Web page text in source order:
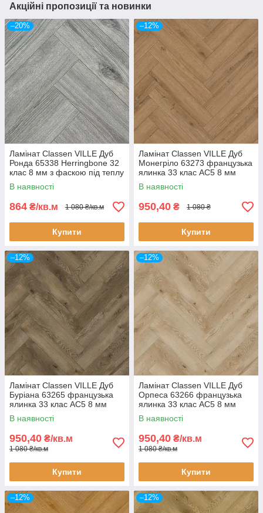
Акційні пропозиції та новинки
–20%
Ламінат Classen VILLE Дуб
Ронда 65338 Herringbone 32
клас 8 мм з фаскою під теплу
підлогу
В наявності
864 ₴/кв.м 1 080 ₴/кв.м
Купити
–12%
Ламінат Classen VILLE Дуб
Монегріло 63273 французька
ялинка 33 клас AC5 8 мм
водостійкий 24 години з
фаскою
В наявності
950,40 ₴ 1 080 ₴
Купити
–12%
Ламінат Classen VILLE Дуб
Буріана 63265 французька
ялинка 33 клас AC5 8 мм
водостійкий 24 години з
фаскою під теплу підлогу
В наявності
950,40 ₴/кв.м
1 080 ₴/кв.м
Купити
–12%
Ламінат Classen VILLE Дуб
Орпеса 63266 французька
ялинка 33 клас AC5 8 мм
водостійкий 24 години з
фаскою під теплу підлогу
В наявності
950,40 ₴/кв.м
1 080 ₴/кв.м
Купити
–12% –12%